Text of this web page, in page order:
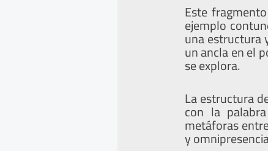
Este
ejemplo
una estructura
un ancla en el
se explora.
La estructura
con la
metáforas
y